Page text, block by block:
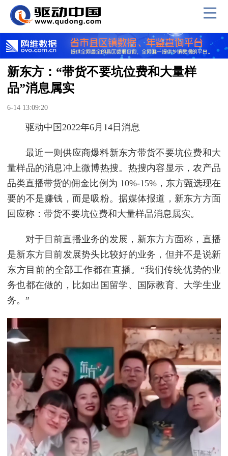
新东方：“带货不要坑位费和大量样
品”消息属实
6-14 13:09:20
驱动中国2022年6月14日消息
最近一则供应商爆料新东方带货不要坑位费和大
量样品的消息冲上微博热搜。热搜内容显示，农产品
品类直播带货的佣金比例为 10%-15%，东方甄选现在
要的不是赚钱，而是吸粉。据媒体报道，新东方方面
回应称：带货不要坑位费和大量样品消息属实。
对于目前直播业务的发展，新东方方面称，直播
是新东方目前发展势头比较好的业务，但并不是说新
东方目前的全部工作都在直播。“我们传统优势的业
务也都在做的，比如出国留学、国际教育、大学生业
务。”